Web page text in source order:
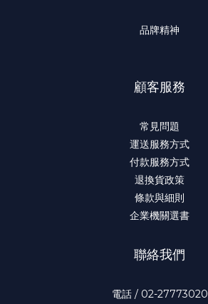
品牌精神
顧客服務
常見問題
運送服務方式
付款服務方式
退換貨政策
條款與細則
企業機關選書
聯絡我們
電話 / 02-27773020